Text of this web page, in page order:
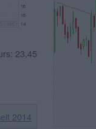
23,45
2014